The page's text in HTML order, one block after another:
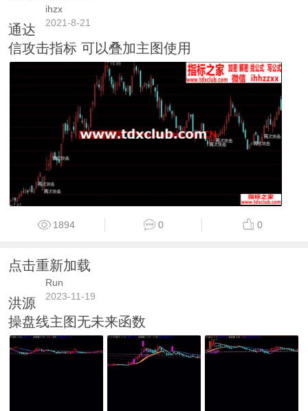
ihzx
2021-8-21
通达
信攻击指标 可以叠加主图使用
1894 0 0
点击重新加载
Run
2023-11-19
洪源
操盘线主图无未来函数